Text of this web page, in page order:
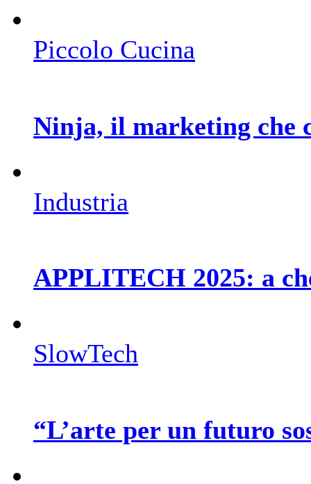
Piccolo Cucina
Ninja, il marketing che
Industria
APPLITECH 2025: a
SlowTech
“L’arte per un futuro